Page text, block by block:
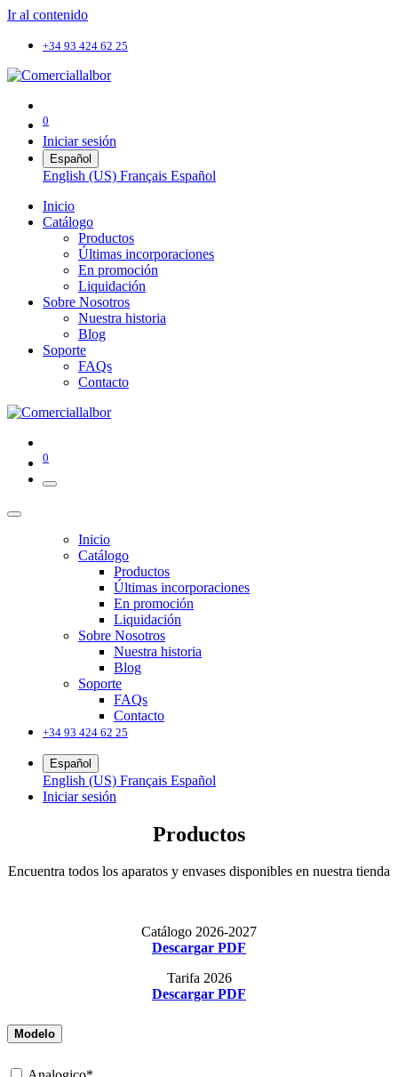
Ir al contenido
+34 93 424 62 25
0
Iniciar sesión
Español
English (US) Français Español
Inicio
Catálogo
Productos
Últimas incorporaciones
En promoción
Liquidación
Sobre Nosotros
Nuestra historia
Blog
Soporte
FAQs
Contacto
0
Inicio
Catálogo
Productos
Últimas incorporaciones
En promoción
Liquidación
Sobre Nosotros
Nuestra historia
Blog
Soporte
FAQs
Contacto
+34 93 424 62 25
Español
English (US) Français Español
Iniciar sesión
Productos
Encuentra todos los aparatos y envases disponibles en nuestra tienda
Catálogo 2026-2027
Descargar PDF
Tarifa 2026
Descargar PDF
Modelo